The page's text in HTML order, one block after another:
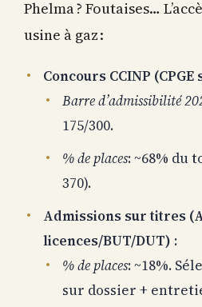
Phelma ? Foutaises…
usine à gaz :
Concours CCINP
Barre d’admissibilité
175/300.
% de places: ~68% du
370).
Admissions sur titres
licences/BUT/DUT) :
% de places: ~18%.
sur dossier +